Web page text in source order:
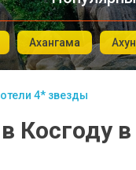
Ахангама
4* звезды
Косгоду